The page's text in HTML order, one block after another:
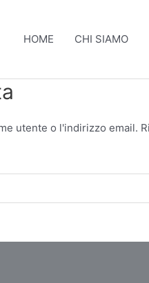
HOME CHI SIAMO
utente o l'indirizzo email.